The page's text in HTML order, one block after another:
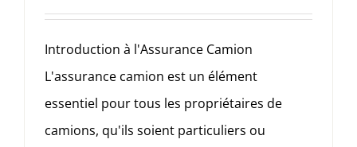
Introduction à l'Assurance Camion
L'assurance camion est un élément
essentiel pour tous les propriétaires de
camions, qu'ils soient particuliers ou